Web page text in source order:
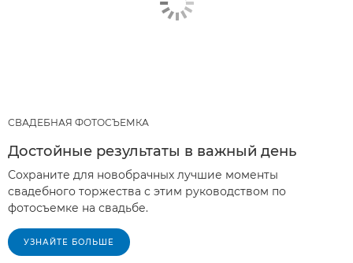
СВАДЕБНАЯ ФОТОСЪЕМКА
Достойные результаты в важный день
Сохраните для новобрачных лучшие моменты
свадебного торжества с этим руководством по
фотосъемке на свадьбе.
УЗНАЙТЕ БОЛЬШЕ